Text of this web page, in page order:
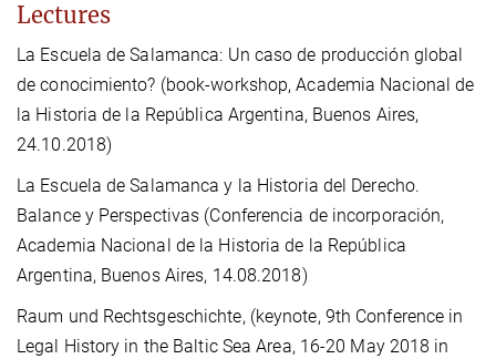
Lectures
La Escuela de Salamanca: Un caso de producción global
de conocimiento? (book-workshop, Academia Nacional de
la Historia de la República Argentina, Buenos Aires,
24.10.2018)
La Escuela de Salamanca y la Historia del Derecho.
Balance y Perspectivas (Conferencia de incorporación,
Academia Nacional de la Historia de la República
Argentina, Buenos Aires, 14.08.2018)
Raum und Rechtsgeschichte, (keynote, 9th Conference in
Legal History in the Baltic Sea Area, 16-20 May 2018 in